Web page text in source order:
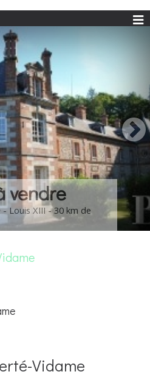
vendre
- Louis XIII - 30 km de
Vidame